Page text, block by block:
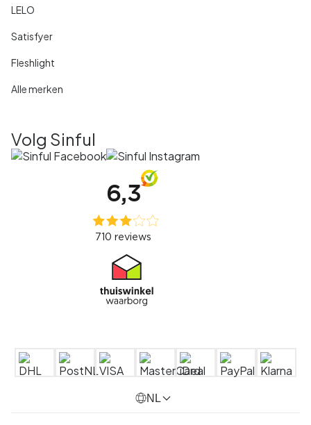
LELO
Satisfyer
Fleshlight
Alle merken
Volg Sinful
NL